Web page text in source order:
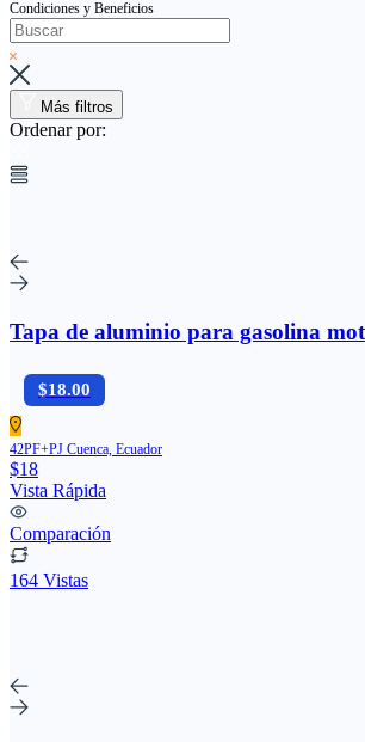
Condiciones y Beneficios
Más filtros
Ordenar por:
Tapa de aluminio para gasolina
$18.00
42PF+PJ Cuenca, Ecuador
$18
Vista Rápida
Comparación
164 Vistas